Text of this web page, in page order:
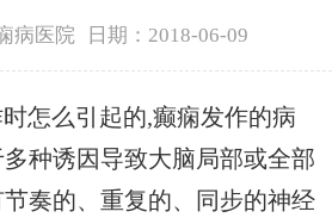
病医院 日期：2018-06-09
怎么引起的,癫痫发作的病
种诱因导致大脑局部或全部
奏的、重复的、同步的神经